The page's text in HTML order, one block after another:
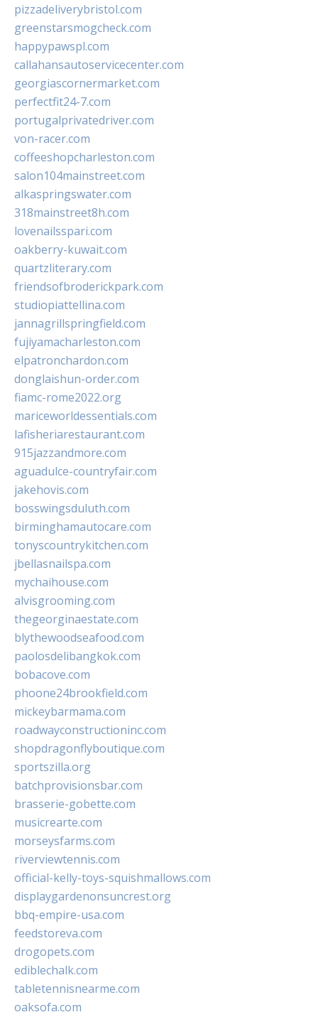
pizzadeliverybristol.com
greenstarsmogcheck.com
happypawspl.com
callahansautoservicecenter.com
georgiascornermarket.com
perfectfit24-7.com
portugalprivatedriver.com
von-racer.com
coffeeshopcharleston.com
salon104mainstreet.com
alkaspringswater.com
318mainstreet8h.com
lovenailsspari.com
oakberry-kuwait.com
quartzliterary.com
friendsofbroderickpark.com
studiopiattellina.com
jannagrillspringfield.com
fujiyamacharleston.com
elpatronchardon.com
donglaishun-order.com
fiamc-rome2022.org
mariceworldessentials.com
lafisheriarestaurant.com
915jazzandmore.com
aguadulce-countryfair.com
jakehovis.com
bosswingsduluth.com
birminghamautocare.com
tonyscountrykitchen.com
jbellasnailspa.com
mychaihouse.com
alvisgrooming.com
thegeorginaestate.com
blythewoodseafood.com
paolosdelibangkok.com
bobacove.com
phoone24brookfield.com
mickeybarmama.com
roadwayconstructioninc.com
shopdragonflyboutique.com
sportszilla.org
batchprovisionsbar.com
brasserie-gobette.com
musicrearte.com
morseysfarms.com
riverviewtennis.com
official-kelly-toys-squishmallows.com
displaygardenonsuncrest.org
bbq-empire-usa.com
feedstoreva.com
drogopets.com
ediblechalk.com
tabletennisnearme.com
oaksofa.com